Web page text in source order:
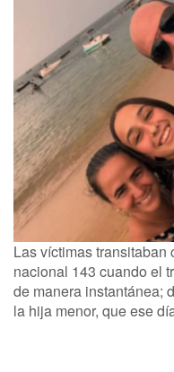
Las víctimas transitaban
nacional 143 cuando el
de manera instantánea;
la hija menor, que ese